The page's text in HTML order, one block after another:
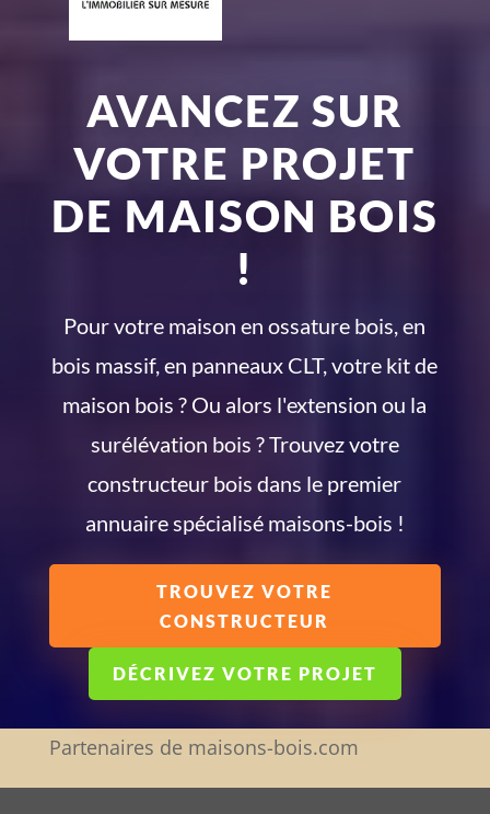
AVANCEZ SUR
VOTRE PROJET
DE MAISON BOIS
!
Pour votre maison en ossature bois, en
bois massif, en panneaux CLT, votre kit de
maison bois ? Ou alors l'extension ou la
surélévation bois ? Trouvez votre
constructeur bois dans le premier
annuaire spécialisé maisons-bois !
TROUVEZ VOTRE
CONSTRUCTEUR
DÉCRIVEZ VOTRE PROJET
Partenaires de maisons-bois.com